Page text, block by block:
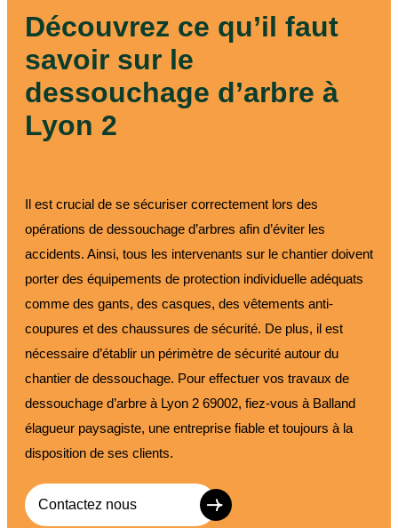
Découvrez ce qu’il faut
savoir sur le
dessouchage d’arbre à
Lyon 2
Il est crucial de se sécuriser correctement lors des
opérations de dessouchage d’arbres afin d’éviter les
accidents. Ainsi, tous les intervenants sur le chantier doivent
porter des équipements de protection individuelle adéquats
comme des gants, des casques, des vêtements anti-
coupures et des chaussures de sécurité. De plus, il est
nécessaire d’établir un périmètre de sécurité autour du
chantier de dessouchage. Pour effectuer vos travaux de
dessouchage d’arbre à Lyon 2 69002, fiez-vous à Balland
élagueur paysagiste, une entreprise fiable et toujours à la
disposition de ses clients.
Contactez nous